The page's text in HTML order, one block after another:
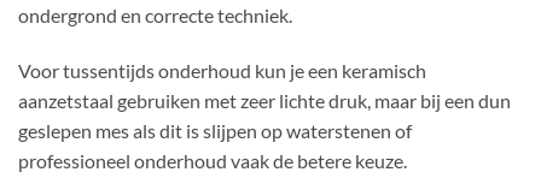
ondergrond en correcte techniek.
Voor tussentijds onderhoud kun je een keramisch
aanzetstaal gebruiken met zeer lichte druk, maar bij een dun
geslepen mes als dit is slijpen op waterstenen of
professioneel onderhoud vaak de betere keuze.